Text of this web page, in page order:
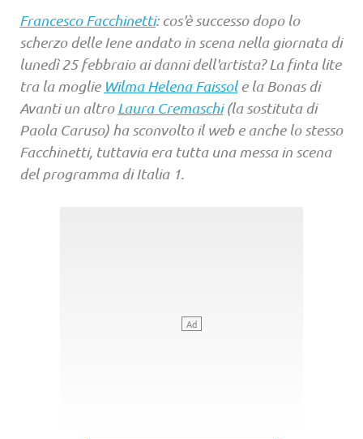
Francesco Facchinetti: cos'è successo dopo lo
scherzo delle Iene andato in scena nella giornata di
lunedì 25 febbraio ai danni dell'artista? La finta lite
tra la moglie Wilma Helena Faissole la Bonas di
Avanti un altroLaura Cremaschi(la sostituta di
Paola Caruso) ha sconvolto il web e anche lo stesso
Facchinetti, tuttavia era tutta una messa in scena
del programma di Italia 1.